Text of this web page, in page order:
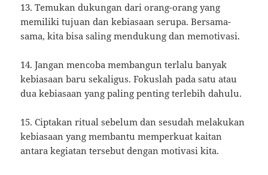
13. Temukan dukungan dari orang-orang yang
memiliki tujuan dan kebiasaan serupa. Bersama-
sama, kita bisa saling mendukung dan memotivasi.
14. Jangan mencoba membangun terlalu banyak
kebiasaan baru sekaligus. Fokuslah pada satu atau
dua kebiasaan yang paling penting terlebih dahulu.
15. Ciptakan ritual sebelum dan sesudah melakukan
kebiasaan yang membantu memperkuat kaitan
antara kegiatan tersebut dengan motivasi kita.